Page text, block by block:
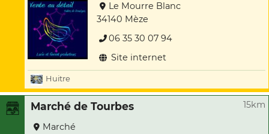
Le Mourre Blanc
34140 Mèze
06 35 30 07 94
Site internet
Huitre
Marché de Tourbes 15km
Marché